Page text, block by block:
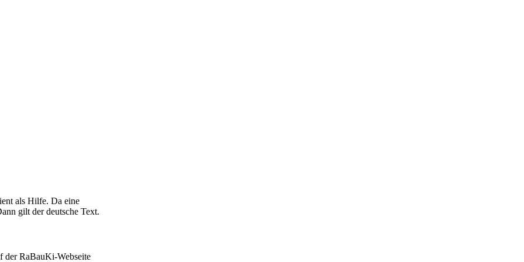
als Hilfe. Da eine
gilt der deutsche Text.
der RaBauKi-Webseite